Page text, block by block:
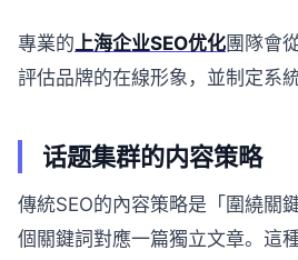
專業的 上海企业SEO优化團隊會
評估品牌的在線形象，並制定系
话题集群的内容策略
傳統SEO的內容策略是「圍繞
個關鍵詞對應一篇獨立文章。這